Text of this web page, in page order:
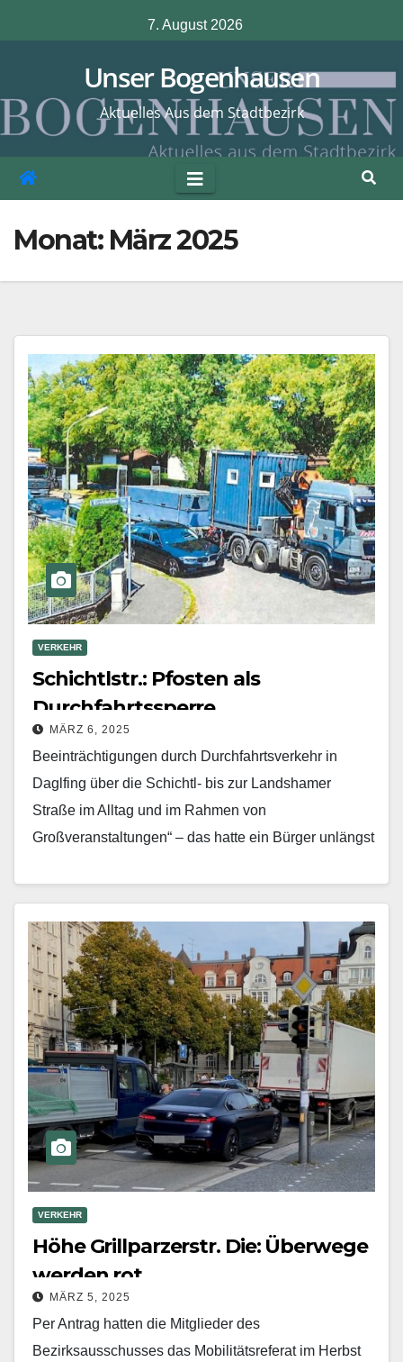
Inhalt
7. August 2026
Unser Bogenhausen
Aktuelles Aus dem Stadtbezirk
Monat: März 2025
VERKEHR
Schichtlstr.: Pfosten als
Durchfahrtssperre
MÄRZ 6, 2025
Beeinträchtigungen durch Durchfahrtsverkehr in
Daglfing über die Schichtl- bis zur Landshamer
Straße im Alltag und im Rahmen von
Großveranstaltungen“ – das hatte ein Bürger unlängst
Mehr erfahren
VERKEHR
Höhe Grillparzerstr. Die: Überwege
werden rot
MÄRZ 5, 2025
Per Antrag hatten die Mitglieder des
Bezirksausschusses das Mobilitätsreferat im Herbst